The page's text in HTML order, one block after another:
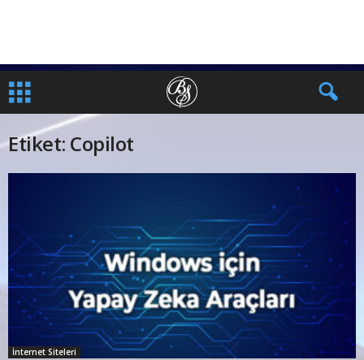
Etiket: Copilot
İnternet Siteleri